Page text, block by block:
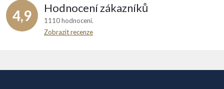
4,9 Hodnocení zákazníků
1110 hodnocení
Zobrazit recenze